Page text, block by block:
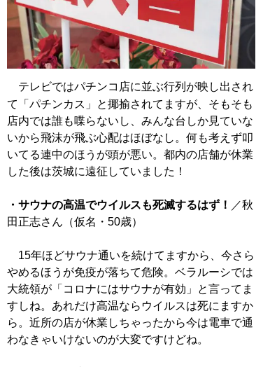
テレビではパチンコ店に並ぶ行列が映し出され
て「パチンカス」と揶揄されてますが、そもそも
店内では誰も喋らないし、みんな台しか見ていな
いから飛沫が飛ぶ心配はほぼなし。何も考えず叩
いてる連中のほうが頭が悪い。都内の店舗が休業
した後は茨城に遠征していました！
・サウナの高温でウイルスも死滅するはず！ ／秋
田正志さん（仮名・50歳）
15年ほどサウナ通いを続けてますから、今さら
やめるほうが免疫が落ちて危険。ベラルーシでは
大統領が「コロナにはサウナが有効」と言ってま
すしね。あれだけ高温ならウイルスは死にますか
ら。近所の店が休業しちゃったから今は電車で通
わなきゃいけないのが大変ですけどね。